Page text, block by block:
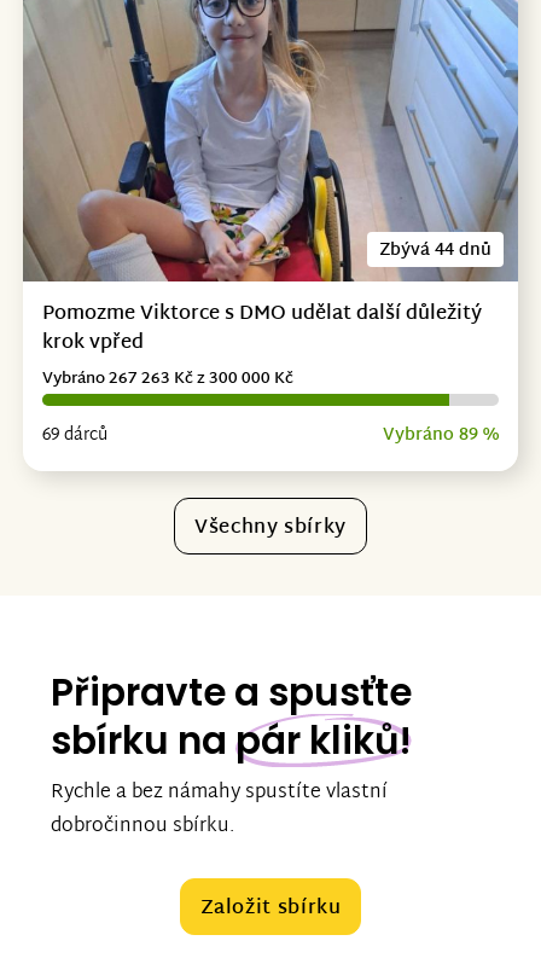
Zbývá 44 dnů
Pomozme Viktorce s DMO udělat další důležitý
krok vpřed
69 dárců Vybráno 89 %
Vybráno 267 263 Kč z 300 000 Kč
Všechny sbírky
Připravte a spusťte
sbírku na pár kliků!
Rychle a bez námahy spustíte vlastní
dobročinnou sbírku.
Založit sbírku